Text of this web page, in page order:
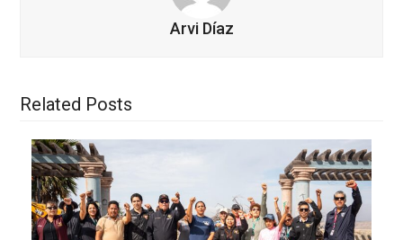
Arvi Díaz
Related Posts